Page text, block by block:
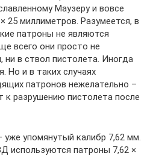
Маузеру и вовсе
25 миллиметров. Разумеется, в
патроны не являются
всего они просто не
ни в ствол пистолета. Иногда
Но и в таких случаях
патронов нежелательно –
к разрушению пистолета после
упомянутый калибр 7,62 мм.
используются патроны 7,62 ×